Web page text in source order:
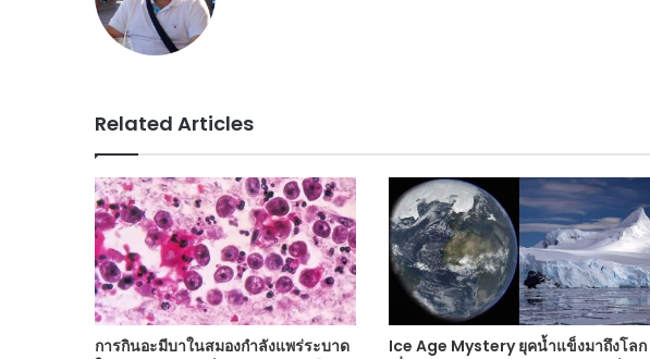
Related Articles
การกินอะมีบาในสมองกำลังแพร่ระบาด
Ice Age Mystery ยุคน้ำแข็งมาถึงโลก